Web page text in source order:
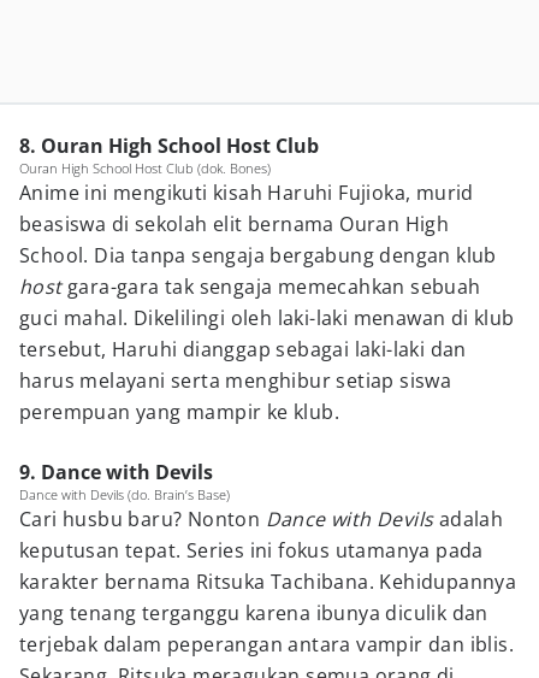
8. Ouran High School Host Club
Ouran High School Host Club (dok. Bones)
Anime ini mengikuti kisah Haruhi Fujioka, murid
beasiswa di sekolah elit bernama Ouran High
School. Dia tanpa sengaja bergabung dengan klub
hostgara-gara tak sengaja memecahkan sebuah
guci mahal. Dikelilingi oleh laki-laki menawan di klub
tersebut, Haruhi dianggap sebagai laki-laki dan
harus melayani serta menghibur setiap siswa
perempuan yang mampir ke klub.
9. Dance with Devils
Dance with Devils (do. Brain’s Base)
Cari husbu baru? Nonton Dance with Devilsadalah
keputusan tepat. Series ini fokus utamanya pada
karakter bernama Ritsuka Tachibana. Kehidupannya
yang tenang terganggu karena ibunya diculik dan
terjebak dalam peperangan antara vampir dan iblis.